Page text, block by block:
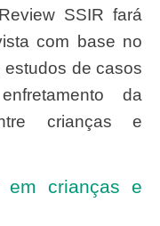
SSIR fará
com base no
de casos
da
crianças e
em crianças e